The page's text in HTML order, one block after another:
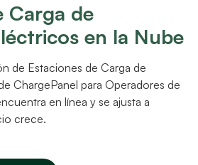
Carga de
en la Nube
de Estaciones de Carga de
ChargePanel para Operadores de
en línea y se ajusta a
crece.